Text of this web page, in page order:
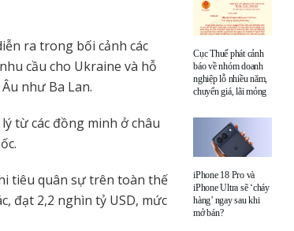
ra trong bối cảnh các
cầu cho Ukraine và hỗ
như Ba Lan.
từ các đồng minh ở châu
tiêu quân sự trên toàn thế
đạt 2,2 nghìn tỷ USD, mức
Cục Thuế phát cảnh
báo về nhóm doanh
nghiệp lỗ nhiều năm,
chuyển giá, lãi mỏng
iPhone 18 Pro và
iPhone Ultra sẽ ‘cháy
hàng’ ngay sau khi
mở bán?